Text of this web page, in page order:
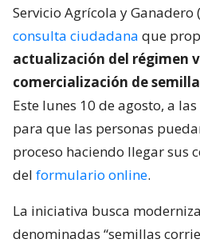
Servicio Agrícola y Ganadero
consulta ciudadana que
actualización del régimen
comercialización de
Este lunes 10 de agosto, a
para que las personas
proceso haciendo llegar sus
del formulario online.
La iniciativa busca
denominadas “semillas